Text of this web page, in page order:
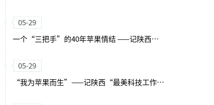
05-29
一个“三把手”的40年苹果情结 ——记陕西“最美科技工作者”马锋旺教授
05-29
“我为苹果而生”——记陕西“最美科技工作者”李丙智教授